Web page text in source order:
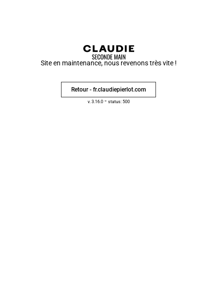
Site en maintenance, nous revenons très vite !
Retour - fr.claudiepierlot.com
v. 3.16.0- status: 500